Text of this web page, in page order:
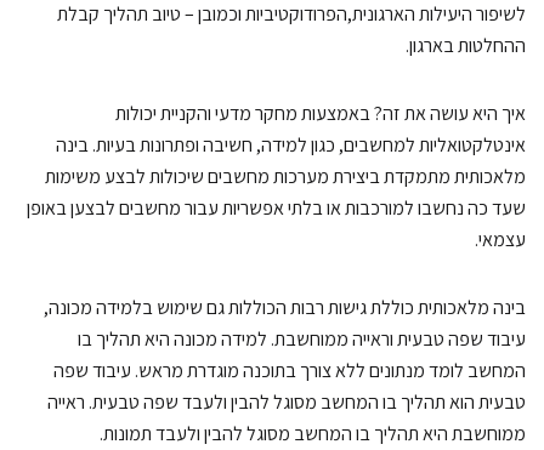
היעילות הארגונית,הפרודוקטיביות וכמובן – טיוב תהליך קבלת
בארגון.
היא עושה את זה? באמצעות מחקר מדעי והקניית יכולות
למחשבים, כגון למידה, חשיבה ופתרונות בעיות. בינה
מתמקדת ביצירת מערכות מחשבים שיכולות לבצע משימות
כה נחשבו למורכבות או בלתי אפשריות עבור מחשבים לבצען באופן
מלאכותית כוללת גישות רבות הכוללות גם שימוש בלמידה מכונה,
שפה טבעית וראייה ממוחשבת. למידה מכונה היא תהליך בו
לומד מנתונים ללא צורך בתוכנה מוגדרת מראש. עיבוד שפה
הוא תהליך בו המחשב מסוגל להבין ולעבד שפה טבעית. ראייה
היא תהליך בו המחשב מסוגל להבין ולעבד תמונות.